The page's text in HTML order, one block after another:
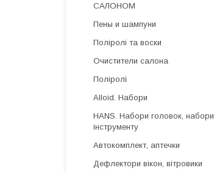
САЛОНОМ
Пены и шампуни
Поліролі та воски
Очистители салона
Поліролі
Alloid. Набори
HANS. Набори головок, набори
інструменту
Автокомплект, аптечки
Дефлектори вікон, вітровики